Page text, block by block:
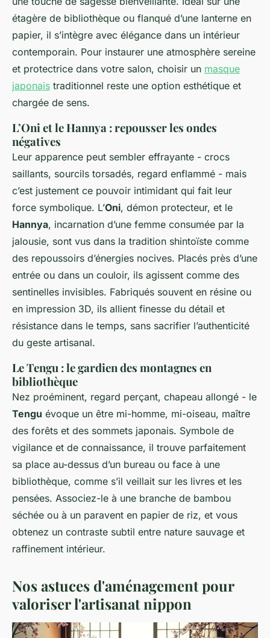
étagère de bibliothèque ou flanqué d’une lanterne en
papier, il s’intègre avec élégance dans un intérieur
contemporain. Pour instaurer une atmosphère sereine
et protectrice dans votre salon, choisir un masque
japonais traditionnel reste une option esthétique et
chargée de sens.
L’Oni et le Hannya : repousser les ondes
négatives
Leur apparence peut sembler effrayante - crocs
saillants, sourcils torsadés, regard enflammé - mais
c’est justement ce pouvoir intimidant qui fait leur
force symbolique. L’Oni, démon protecteur, et le
Hannya, incarnation d’une femme consumée par la
jalousie, sont vus dans la tradition shintoïste comme
des repoussoirs d’énergies nocives. Placés près d’une
entrée ou dans un couloir, ils agissent comme des
sentinelles invisibles. Fabriqués souvent en résine ou
en impression 3D, ils allient finesse du détail et
résistance dans le temps, sans sacrifier l’authenticité
du geste artisanal.
Le Tengu : le gardien des montagnes en
bibliothèque
Nez proéminent, regard perçant, chapeau allongé - le
Tengu évoque un être mi-homme, mi-oiseau, maître
des forêts et des sommets japonais. Symbole de
vigilance et de connaissance, il trouve parfaitement
sa place au-dessus d’un bureau ou face à une
bibliothèque, comme s’il veillait sur les livres et les
pensées. Associez-le à une branche de bambou
séchée ou à un paravent en papier de riz, et vous
obtenez un contraste subtil entre nature sauvage et
raffinement intérieur.
Nos astuces d'aménagement pour
valoriser l'artisanat nippon